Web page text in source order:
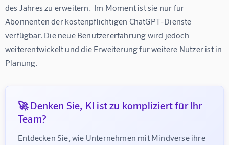
des Jahres zu erweitern.  Im Moment ist sie nur für
Abonnenten der kostenpflichtigen ChatGPT-Dienste
verfügbar. Die neue Benutzererfahrung wird jedoch
weiterentwickelt und die Erweiterung für weitere Nutzer ist in
Planung.
🚀 Denken Sie, KI ist zu kompliziert für Ihr
Team?
Entdecken Sie, wie Unternehmen mit Mindverse ihre